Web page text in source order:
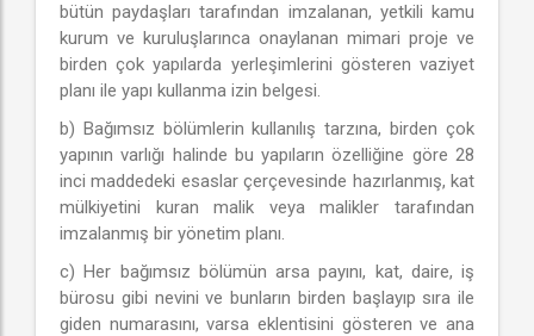
bütün paydaşları tarafından imzalanan, yetkili kamu
kurum ve kuruluşlarınca onaylanan mimari proje ve
birden çok yapılarda yerleşimlerini gösteren vaziyet
planı ile yapı kullanma izin belgesi.
b) Bağımsız bölümlerin kullanılış tarzına, birden çok
yapının varlığı halinde bu yapıların özelliğine göre 28
inci maddedeki esaslar çerçevesinde hazırlanmış, kat
mülkiyetini kuran malik veya malikler tarafından
imzalanmış bir yönetim planı.
c) Her bağımsız bölümün arsa payını, kat, daire, iş
bürosu gibi nevini ve bunların birden başlayıp sıra ile
giden numarasını, varsa eklentisini gösteren ve ana